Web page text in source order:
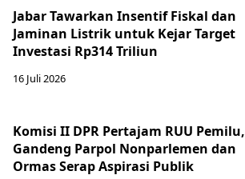
Jabar Tawarkan Insentif Fiskal dan
Jaminan Listrik untuk Kejar Target
Investasi Rp314 Triliun
16 Juli 2026
Komisi II DPR Pertajam RUU Pemilu,
Gandeng Parpol Nonparlemen dan
Ormas Serap Aspirasi Publik